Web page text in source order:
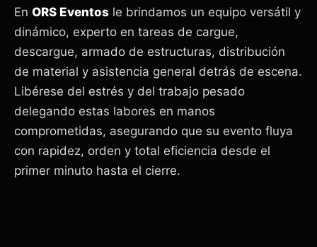
En ORS Eventos le brindamos un equipo versátil y
dinámico, experto en tareas de cargue,
descargue, armado de estructuras, distribución
de material y asistencia general detrás de escena.
Libérese del estrés y del trabajo pesado
delegando estas labores en manos
comprometidas, asegurando que su evento fluya
con rapidez, orden y total eficiencia desde el
primer minuto hasta el cierre.